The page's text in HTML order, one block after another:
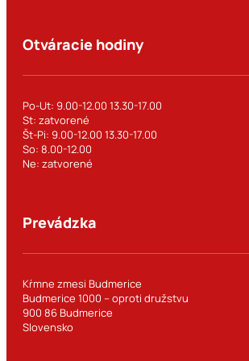
Otváracie hodiny
Po-Ut: 9.00-12.00 13.30-17.00
St: zatvorené
Št-Pi: 9.00-12.00 13.30-17.00
So: 8.00-12.00
Ne: zatvorené
Prevádzka
Kŕmne zmesi Budmerice
Budmerice 1000 – oproti družstvu
900 86 Budmerice
Slovensko